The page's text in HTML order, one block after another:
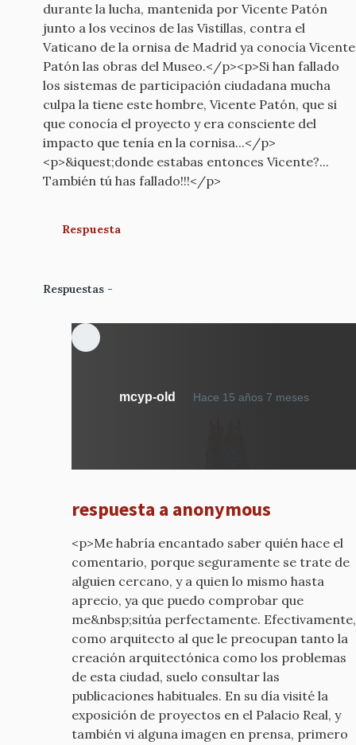
durante la lucha, mantenida por Vicente Patón
junto a los vecinos de las Vistillas, contra el
Vaticano de la ornisa de Madrid ya conocía Vicente
Patón las obras del Museo.</p><p>Si han fallado
los sistemas de participación ciudadana mucha
culpa la tiene este hombre, Vicente Patón, que si
que conocía el proyecto y era consciente del
impacto que tenía en la cornisa...</p>
<p>&iquest;donde estabas entonces Vicente?...
También tú has fallado!!!</p>
Respuesta
Respuestas
mcyp-old Hace 15 años 7 mesesEn
DE
mcyp-
old
respuesta a anonymous
<p>Me habría encantado saber quién hace el
comentario, porque seguramente se trate de
alguien cercano, y a quien lo mismo hasta
aprecio, ya que puedo comprobar que
me&nbsp;sitúa perfectamente. Efectivamente,
como arquitecto al que le preocupan tanto la
creación arquitectónica como los problemas
de esta ciudad, suelo consultar las
publicaciones habituales. En su día visité la
exposición de proyectos en el Palacio Real, y
también vi alguna imagen en prensa, primero